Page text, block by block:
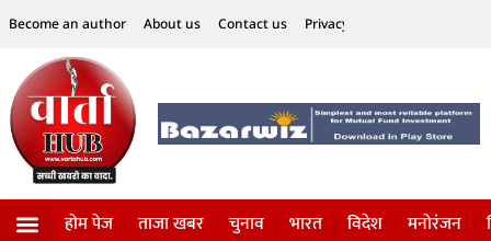
Become an author About us Contact us Privacy Policy
होम पेज ताजा खबर चुनाव भारत विदेश मनोरंजन